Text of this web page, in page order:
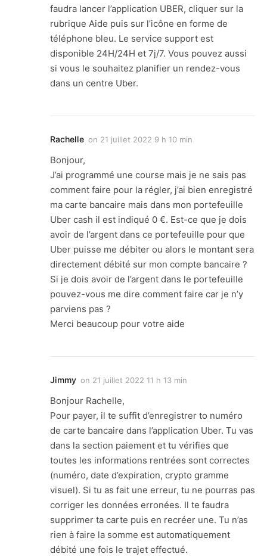
faudra lancer l’application UBER, cliquer sur la
rubrique Aide puis sur l’icône en forme de
téléphone bleu. Le service support est
disponible 24H/24H et 7j/7. Vous pouvez aussi
si vous le souhaitez planifier un rendez-vous
dans un centre Uber.
Rachelle on 21 juillet 2022 9 h 10 min
Bonjour,
J’ai programmé une course mais je ne sais pas
comment faire pour la régler, j’ai bien enregistré
ma carte bancaire mais dans mon portefeuille
Uber cash il est indiqué 0 €. Est-ce que je dois
avoir de l’argent dans ce portefeuille pour que
Uber puisse me débiter ou alors le montant sera
directement débité sur mon compte bancaire ?
Si je dois avoir de l’argent dans le portefeuille
pouvez-vous me dire comment faire car je n’y
parviens pas ?
Merci beaucoup pour votre aide
Jimmy on 21 juillet 2022 11 h 13 min
Bonjour Rachelle,
Pour payer, il te suffit d’enregistrer to numéro
de carte bancaire dans l’application Uber. Tu vas
dans la section paiement et tu vérifies que
toutes les informations rentrées sont correctes
(numéro, date d’expiration, crypto gramme
visuel). Si tu as fait une erreur, tu ne pourras pas
corriger les données erronées. Il te faudra
supprimer ta carte puis en recréer une. Tu n’as
rien à faire la somme est automatiquement
débité une fois le trajet effectué.